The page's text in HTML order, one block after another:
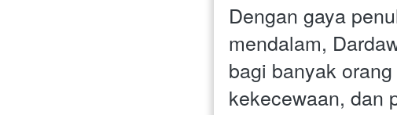
Dengan gaya
mendalam,
bagi banyak
kekecewaan, dan